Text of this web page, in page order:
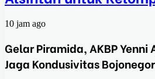
10 jam ago
Gelar Piramida, AKBP Yenni
Jaga Kondusivitas